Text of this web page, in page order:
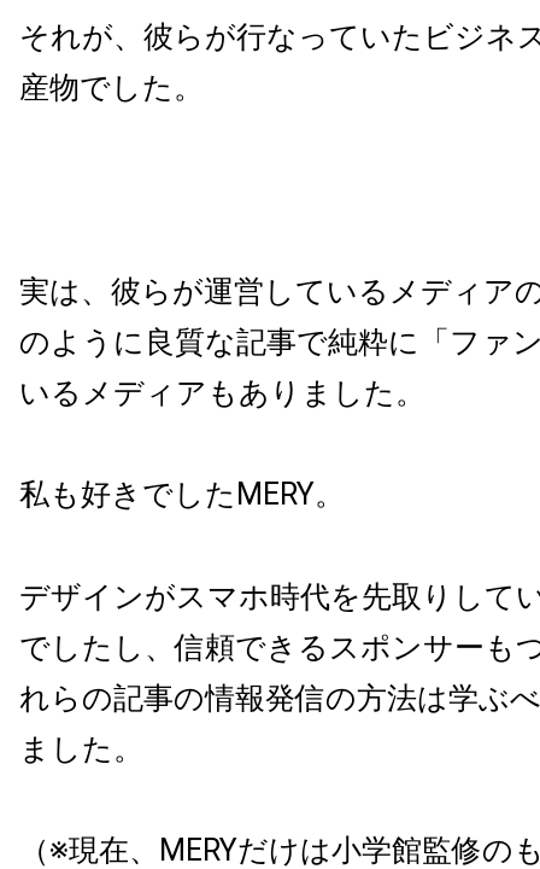
それが、彼らが行なっていたビジネ
産物でした。
実は、彼らが運営しているメディア
のように良質な記事で純粋に「ファ
いるメディアもありました。
私も好きでしたMERY。
デザインがスマホ時代を先取りして
でしたし、信頼できるスポンサーも
れらの記事の情報発信の方法は学ぶ
ました。
（※現在、MERYだけは小学館監修の